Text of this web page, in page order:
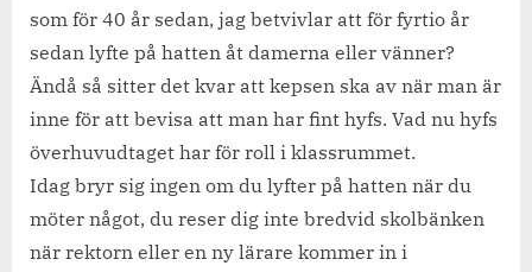
som för 40 år sedan, jag betvivlar att för fyrtio år
sedan lyfte på hatten åt damerna eller vänner?
Ändå så sitter det kvar att kepsen ska av när man är
inne för att bevisa att man har fint hyfs. Vad nu hyfs
överhuvudtaget har för roll i klassrummet.
Idag bryr sig ingen om du lyfter på hatten när du
möter något, du reser dig inte bredvid skolbänken
när rektorn eller en ny lärare kommer in i